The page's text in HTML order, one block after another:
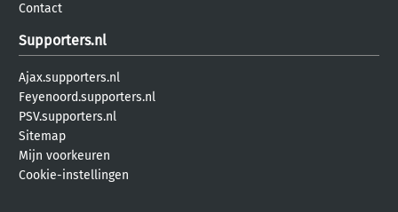
Contact
Supporters.nl
Ajax.supporters.nl
Feyenoord.supporters.nl
PSV.supporters.nl
Sitemap
Mijn voorkeuren
Cookie-instellingen